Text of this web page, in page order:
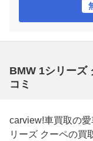
BMW 1シリーズ
コミ
carview!車買取の
リーズ クーペの買